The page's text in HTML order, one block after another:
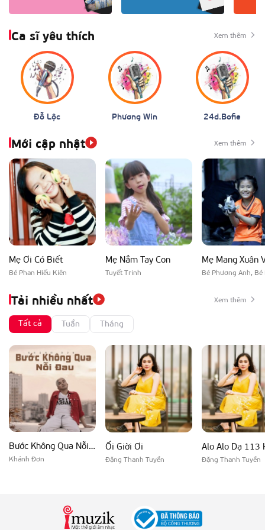
Ca sĩ yêu thích Xem thêm
Đỗ Lộc Phương Win 24d.Bofie
Mới cập nhật Xem thêm
Mẹ Ơi Có Biết
Bé Phan Hiếu Kiên
Mẹ Nắm Tay Con
Tuyết Trinh
Mẹ Mang Xuân
Tải nhiều nhất Xem thêm
Tất cả Tuần Tháng
Bước Không Qua Nỗi Đau
Khánh Đơn
Ối Giời Ơi
Đặng Thanh Tuyền
Alo Alo Dạ 113
Đặng Thanh Tuyền